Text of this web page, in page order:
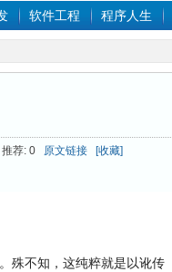
软件工程 程序人生
荐: 0 原文链接 [收藏]
殊不知，这纯粹就是以讹传